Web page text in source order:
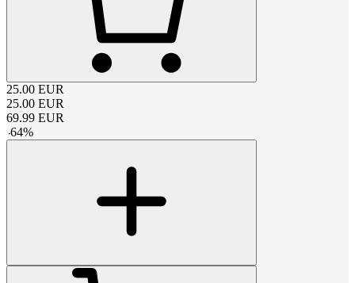
25.00 EUR
25.00 EUR
69.99 EUR
-64%